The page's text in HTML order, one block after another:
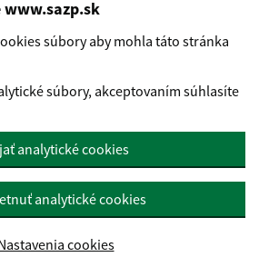
www.sazp.sk
súbory aby mohla táto stránka
súbory, akceptovaním súhlasíte
analytické cookies
analytické cookies
cookies